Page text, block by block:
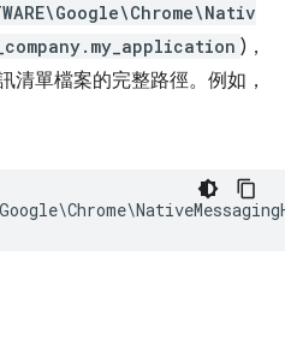
)，
清單檔案的完整路徑。例如，